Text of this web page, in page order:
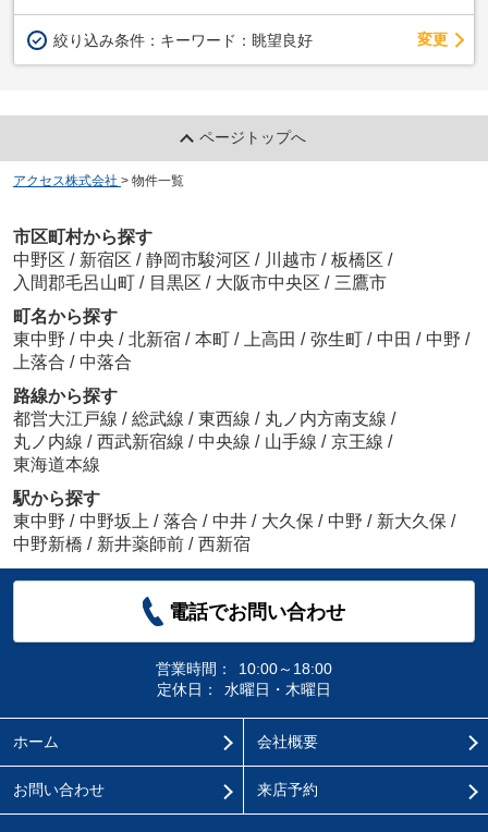
絞り込み条件： キーワード：眺望良好 変更
ページトップへ
アクセス株式会社 > 物件一覧
市区町村から探す
中野区 / 新宿区 / 静岡市駿河区 / 川越市 / 板橋区 /
入間郡毛呂山町 / 目黒区 / 大阪市中央区 / 三鷹市
町名から探す
東中野 / 中央 / 北新宿 / 本町 / 上高田 / 弥生町 / 中田 / 中野 /
上落合 / 中落合
路線から探す
都営大江戸線 / 総武線 / 東西線 / 丸ノ内方南支線 /
丸ノ内線 / 西武新宿線 / 中央線 / 山手線 / 京王線 /
東海道本線
駅から探す
東中野 / 中野坂上 / 落合 / 中井 / 大久保 / 中野 / 新大久保 /
中野新橋 / 新井薬師前 / 西新宿
電話でお問い合わせ
営業時間：
10:00～18:00
定休日：
水曜日・木曜日
ホーム 会社概要
お問い合わせ 来店予約